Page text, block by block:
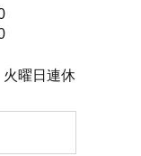
曜日連休